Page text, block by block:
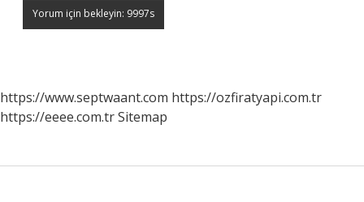
https://www.septwaant.com https://ozfiratyapi.com.tr
https://eeee.com.trSitemap